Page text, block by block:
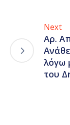
Next
Αρ.
λόγω
του